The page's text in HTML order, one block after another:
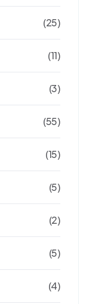
(25)
(11)
(3)
(55)
(15)
(5)
(2)
(5)
(4)